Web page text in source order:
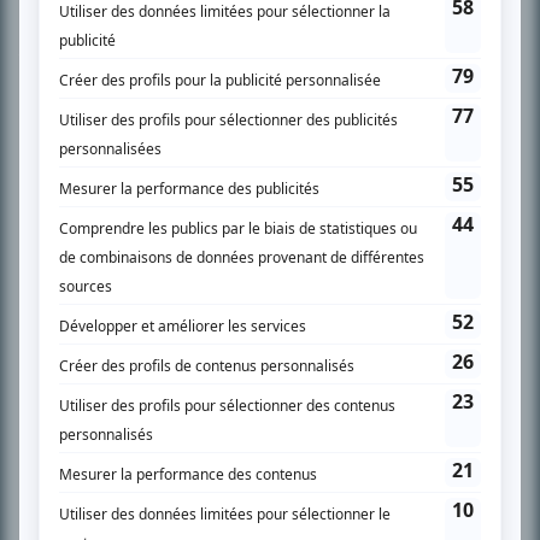
Chroniqueur télé du journal Le Soleil depuis 2001, Richard Therrien carbure à
son petit écran. Celui qu’on surnomme parfois «l’encyclopédie de la
spécialité: la télé québécoise. On peut l’entendre régulièrement commenter
En savoir plus »
SUR LE RÉSEAU BIZZ MÉDIA
PLAN DU SITE
Accueil
Liste des comédiens
Recherche avancée